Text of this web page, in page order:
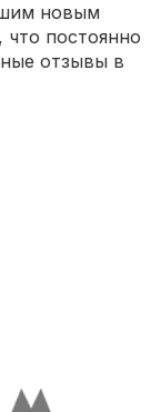
новым
постоянно
отзывы в